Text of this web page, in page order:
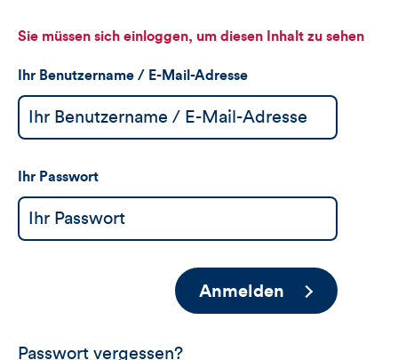
sehen
Sie müssen sich einloggen, um diesen Inhalt zu sehen
Ihr Benutzername / E-Mail-Adresse
Ihr Passwort
Anmelden
Passwort vergessen?